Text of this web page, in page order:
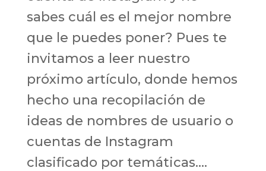
sabes cuál es el mejor nombre
que le puedes poner? Pues te
invitamos a leer nuestro
próximo artículo, donde hemos
hecho una recopilación de
ideas de nombres de usuario o
cuentas de Instagram
clasificado por temáticas....